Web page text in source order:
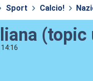
Sport Calcio!
(topic